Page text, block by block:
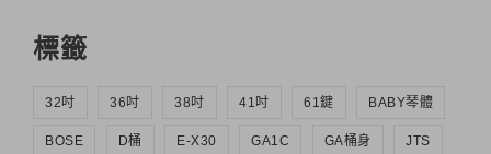
標籤
32吋 36吋 38吋 41吋 61鍵 BABY琴體
BOSE D桶 E-X30 GA1C GA桶身 JTS